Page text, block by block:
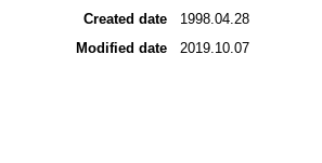
Created date
1998.04.28
Modified date
2019.10.07